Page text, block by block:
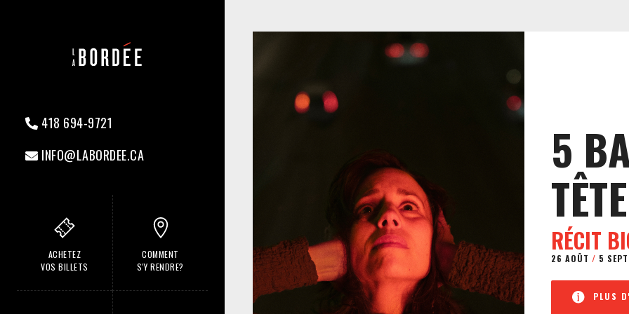
418 694-9721
INFO@LABORDEE.CA
ACHETEZ
VOS BILLETS
COMMENT
S'Y RENDRE?
5
TÊTE
RÉCIT
26 AOÛT / 5
PLUS